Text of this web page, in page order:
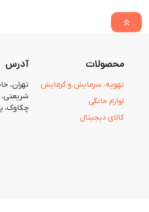
محصولات
تهویه، سرمایش و گرمایش
لوازم خانگی
کالای دیجیتال
آدرس
تهران،
شریعتی،
چکاوک،